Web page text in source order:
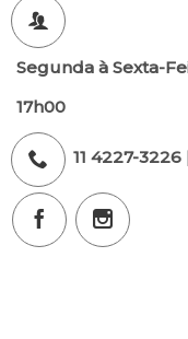
Segunda à Sexta-
17h00
11 4227-